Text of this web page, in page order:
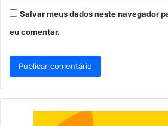
Salvar meus dados neste navegador
eu comentar.